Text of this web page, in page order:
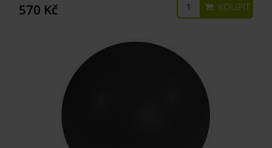
570 Kč KOUPIT